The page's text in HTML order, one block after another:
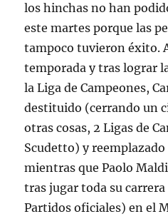
los hinchas no han
este martes porque las
tampoco tuvieron éxito.
temporada y tras lograr
la Liga de Campeones,
destituido (cerrando un
otras cosas, 2 Ligas de
Scudetto) y
mientras que Paolo
tras jugar toda su
Partidos oficiales) en el